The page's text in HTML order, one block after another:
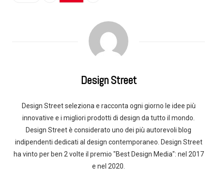
Design Street
Design Street seleziona e racconta ogni giorno le idee più
innovative e i migliori prodotti di design da tutto il mondo.
Design Street è considerato uno dei più autorevoli blog
indipendenti dedicati al design contemporaneo. Design Street
ha vinto per ben 2 volte il premio "Best Design Media": nel 2017
e nel 2020.